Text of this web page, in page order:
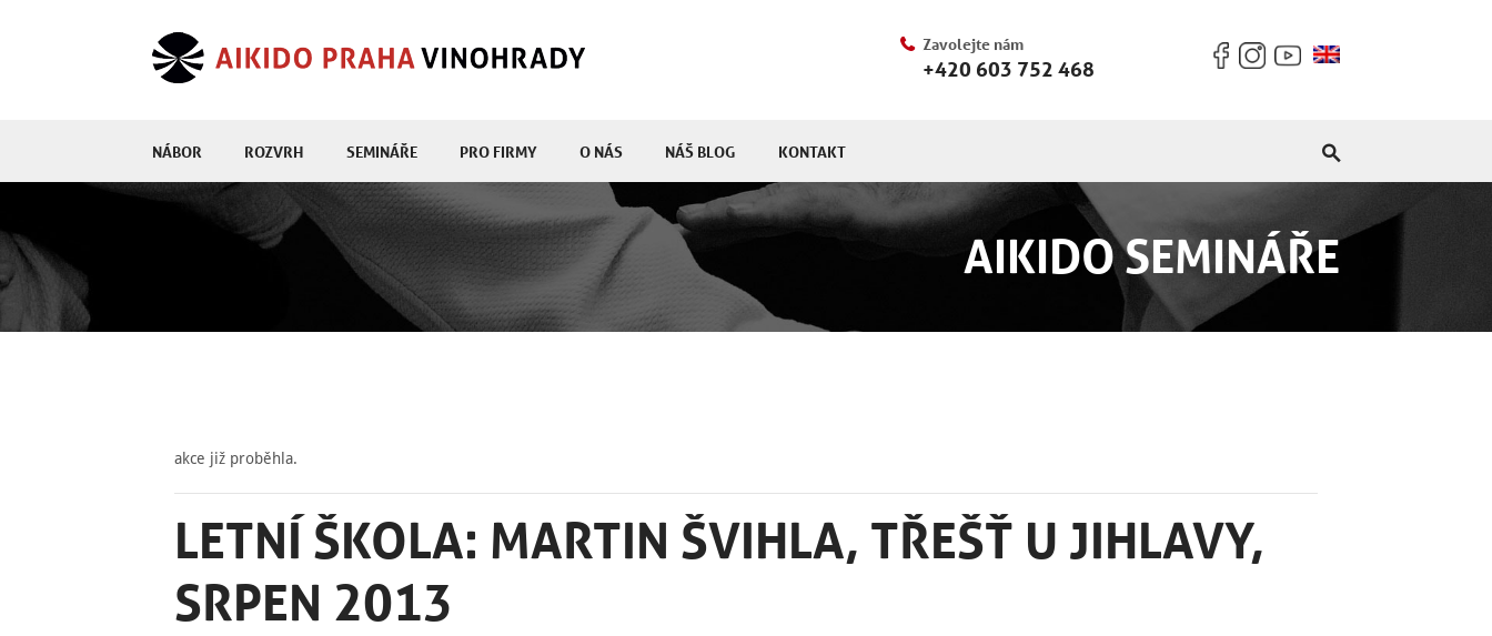
Zavolejte nám
+420 603 752 468
NÁBOR ROZVRH SEMINÁŘE PRO FIRMY O NÁS NÁŠ BLOG KONTAKT
AIKIDO SEMINÁŘE
akce již proběhla.
LETNÍ ŠKOLA: MARTIN ŠVIHLA, TŘEŠŤ U JIHLAVY,
SRPEN 2013